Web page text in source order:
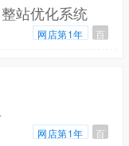
站优化系统
网店第1年 百
网店第1年 百